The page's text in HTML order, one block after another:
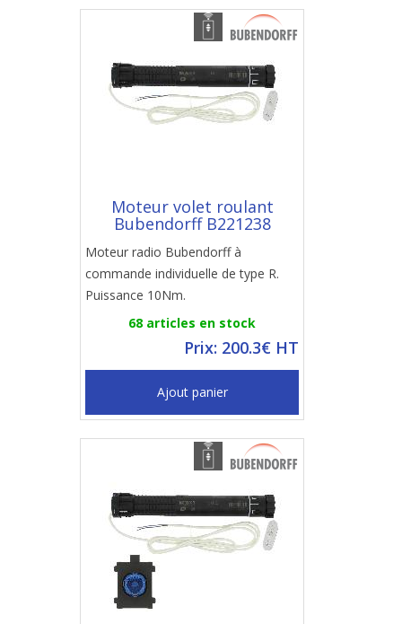
Moteur volet roulant
Bubendorff B221238
Moteur radio Bubendorff à
commande individuelle de type R.
Puissance 10Nm.
68 articles en stock
Prix: 200.3€ HT
Ajout panier